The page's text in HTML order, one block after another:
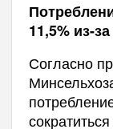
11,5% из-
Согласно